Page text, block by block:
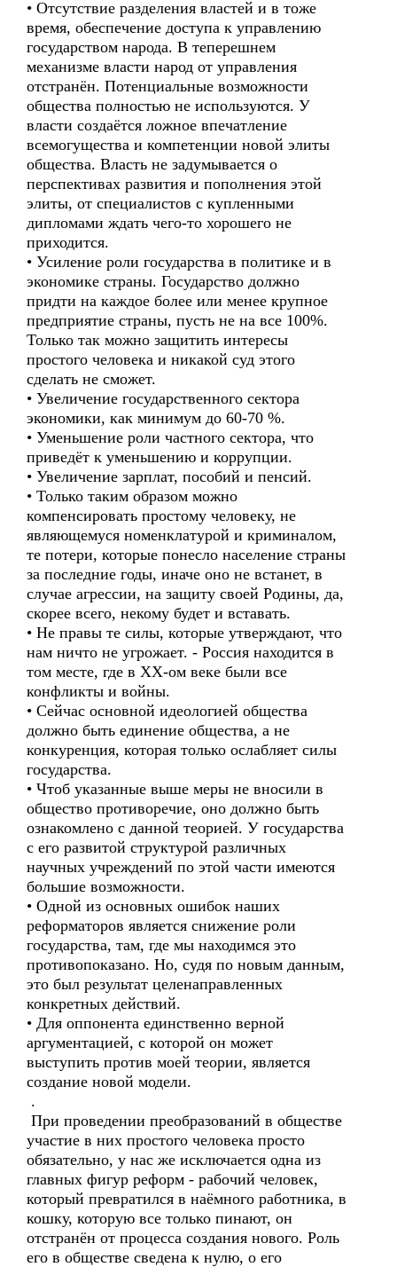
• Отсутствие разделения властей и в тоже
время, обеспечение доступа к управлению
государством народа. В теперешнем
механизме власти народ от управления
отстранён. Потенциальные возможности
общества полностью не используются. У
власти создаётся ложное впечатление
всемогущества и компетенции новой элиты
общества. Власть не задумывается о
перспективах развития и пополнения этой
элиты, от специалистов с купленными
дипломами ждать чего-то хорошего не
приходится.
• Усиление роли государства в политике и в
экономике страны. Государство должно
придти на каждое более или менее крупное
предприятие страны, пусть не на все 100%.
Только так можно защитить интересы
простого человека и никакой суд этого
сделать не сможет.
• Увеличение государственного сектора
экономики, как минимум до 60-70 %.
• Уменьшение роли частного сектора, что
приведёт к уменьшению и коррупции.
• Увеличение зарплат, пособий и пенсий.
• Только таким образом можно
компенсировать простому человеку, не
являющемуся номенклатурой и криминалом,
те потери, которые понесло население страны
за последние годы, иначе оно не встанет, в
случае агрессии, на защиту своей Родины, да,
скорее всего, некому будет и вставать.
• Не правы те силы, которые утверждают, что
нам ничто не угрожает. - Россия находится в
том месте, где в XX-ом веке были все
конфликты и войны.
• Сейчас основной идеологией общества
должно быть единение общества, а не
конкуренция, которая только ослабляет силы
государства.
• Чтоб указанные выше меры не вносили в
общество противоречие, оно должно быть
ознакомлено с данной теорией. У государства
с его развитой структурой различных
научных учреждений по этой части имеются
большие возможности.
• Одной из основных ошибок наших
реформаторов является снижение роли
государства, там, где мы находимся это
противопоказано. Но, судя по новым данным,
это был результат целенаправленных
конкретных действий.
• Для оппонента единственно верной
аргументацией, с которой он может
выступить против моей теории, является
создание новой модели.
.
При проведении преобразований в обществе
участие в них простого человека просто
обязательно, у нас же исключается одна из
главных фигур реформ - рабочий человек,
который превратился в наёмного работника, в
кошку, которую все только пинают, он
отстранён от процесса создания нового. Роль
его в обществе сведена к нулю, о его